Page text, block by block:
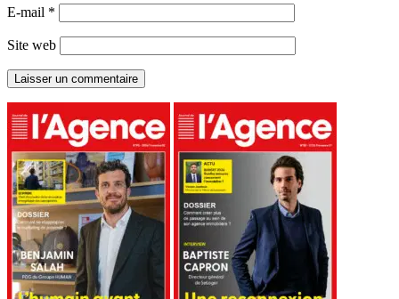
E-mail *
Site web